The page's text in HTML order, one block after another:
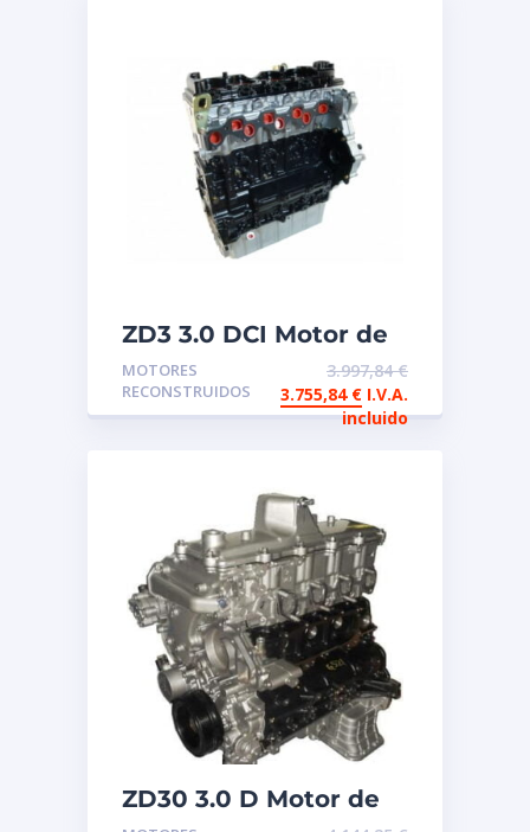
ZD3 3.0 DCI Motor de
intercambio
reconstruido Nissan
MOTORES
RECONSTRUIDOS
3.997,84€
3.755,84 € I.V.A.
incluido
ZD30 3.0 D Motor de
intercambio